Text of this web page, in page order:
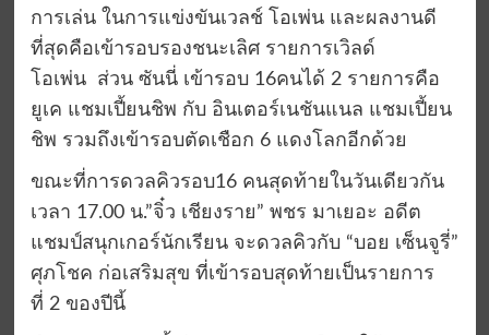
การเล่น ในการแข่งขันเวลช์ โอเพ่น และผลงานดี
ที่สุดคือเข้ารอบรองชนะเลิศ รายการเวิลด์
โอเพ่น ส่วน ซันนี่ เข้ารอบ 16คนได้ 2 รายการคือ
ยูเค แชมเปี้ยนชิพ กับ อินเตอร์เนชันแนล แชมเปี้ยน
ชิพ รวมถึงเข้ารอบตัดเชือก 6 แดงโลกอีกด้วย
ขณะที่การดวลคิวรอบ16 คนสุดท้ายในวันเดียวกัน
เวลา 17.00 น.”จิ๋ว เชียงราย” พชร มาเยอะ อดีต
แชมป์สนุกเกอร์นักเรียน จะดวลคิวกับ “บอย เซ็นจูรี่”
ศุภโชค ก่อเสริมสุข ที่เข้ารอบสุดท้ายเป็นรายการ
ที่ 2 ของปีนี้